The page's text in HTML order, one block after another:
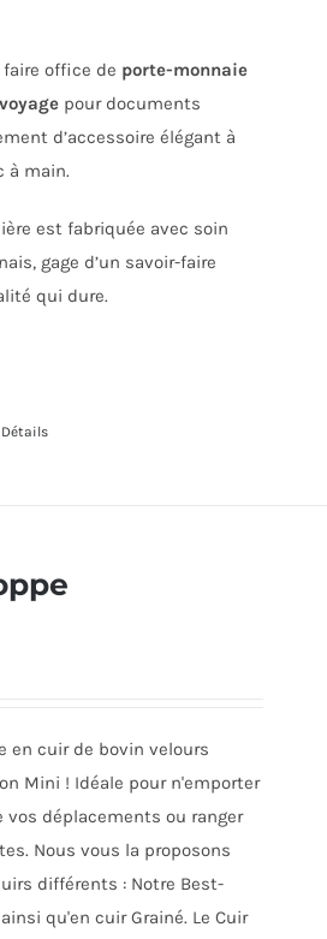
office de porte-monnaie
pour documents
d’accessoire élégant à
à main.
est fabriquée avec soin
gage d’un savoir-faire
qui dure.
Détails
en cuir de bovin velours
Mini ! Idéale pour n'emporter
vos déplacements ou ranger
Nous vous la proposons
différents : Notre Best-
qu'en cuir Grainé. Le Cuir